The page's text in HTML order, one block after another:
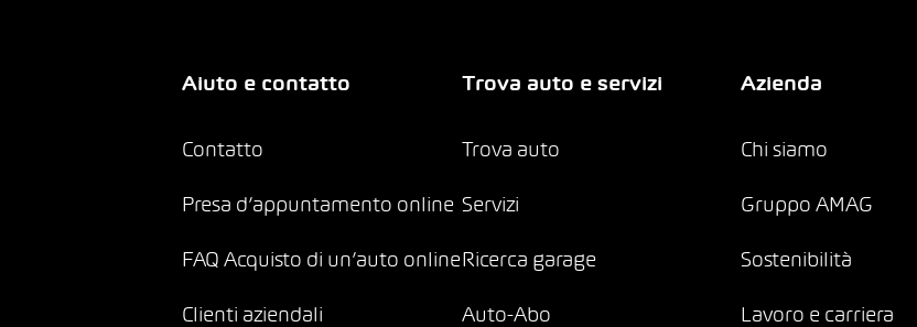
Aiuto e contatto
Contatto
Presa d’appuntamento online
FAQ Acquisto di un’auto online
Clienti aziendali
Trova auto e servizi
Trova auto
Servizi
Ricerca garage
Auto-Abo
Azienda
Chi siamo
Gruppo AMAG
Sostenibilità
Lavoro e carriera